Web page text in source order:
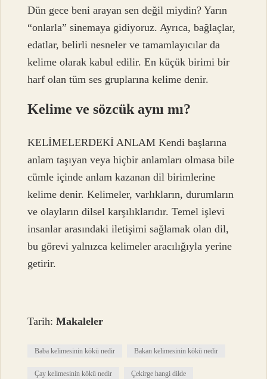
Dün gece beni arayan sen değil miydin? Yarın
“onlarla” sinemaya gidiyoruz. Ayrıca, bağlaçlar,
edatlar, belirli nesneler ve tamamlayıcılar da
kelime olarak kabul edilir. En küçük birimi bir
harf olan tüm ses gruplarına kelime denir.
Kelime ve sözcük aynı mı?
KELİMELERDEKİ ANLAM Kendi başlarına
anlam taşıyan veya hiçbir anlamları olmasa bile
cümle içinde anlam kazanan dil birimlerine
kelime denir. Kelimeler, varlıkların, durumların
ve olayların dilsel karşılıklarıdır. Temel işlevi
insanlar arasındaki iletişimi sağlamak olan dil,
bu görevi yalnızca kelimeler aracılığıyla yerine
getirir.
Tarih:Makaleler
Baba kelimesinin kökü nedir Bakan kelimesinin kökü nedir
Çay kelimesinin kökü nedir Çekirge hangi dilde